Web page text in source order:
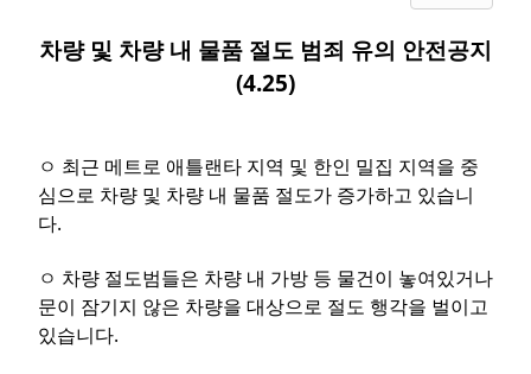
차량 및 차량 내 물품 절도 범죄 유의 안전공지
(4.25)
ㅇ 최근 메트로 애틀랜타 지역 및 한인 밀집 지역을 중
심으로 차량 및 차량 내 물품 절도가 증가하고 있습니
다.
ㅇ 차량 절도범들은 차량 내 가방 등 물건이 놓여있거나
문이 잠기지 않은 차량을 대상으로 절도 행각을 벌이고
있습니다.